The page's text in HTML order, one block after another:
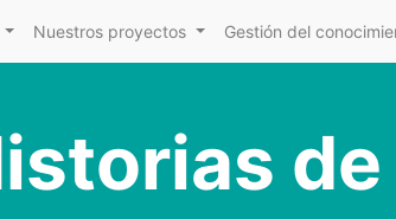
Nuestros proyectos Gestión del